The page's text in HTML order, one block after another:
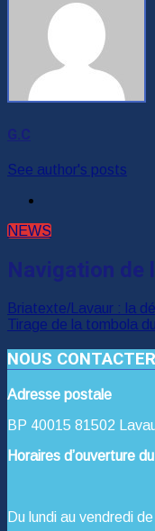
G.C
See author's posts
NEWS
Navigation de
Briatexte/Lavaur : la
Tirage de la tombola
NOUS CONTACTER
Adresse postale
BP 40015 81502
Horaires d’ouverture
Du lundi au vendredi